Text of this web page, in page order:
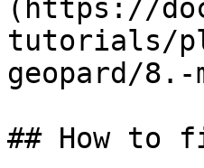
(https://
tutorials/
geopard/8.-
## How to